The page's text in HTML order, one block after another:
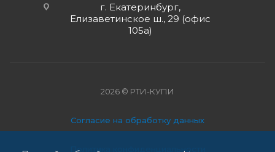
г. Екатеринбург,
Елизаветинское ш., 29 (офис
105а)
2026 © РТИ-КУПИ
Согласие на обработку данных
Политика конфиденциальности